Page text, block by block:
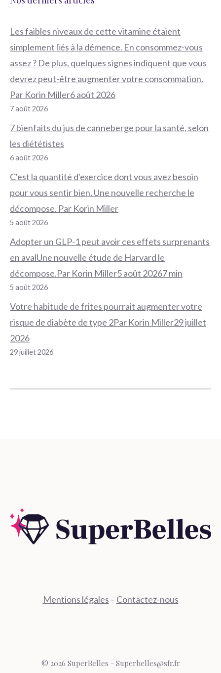
Les faibles niveaux de cette vitamine étaient
simplement liés à la démence. En consommez-vous
assez ? De plus, quelques signes indiquent que vous
devrez peut-être augmenter votre consommation.
Par Korin Miller6 août 2026
7 août 2026
7 bienfaits du jus de canneberge pour la santé, selon
les diététistes
6 août 2026
C'est la quantité d'exercice dont vous avez besoin
pour vous sentir bien. Une nouvelle recherche le
décompose. Par Korin Miller
5 août 2026
Adopter un GLP-1 peut avoir ces effets surprenants
en avalUne nouvelle étude de Harvard le
décompose.Par Korin Miller5 août 20267 min
5 août 2026
Votre habitude de frites pourrait augmenter votre
risque de diabète de type 2Par Korin Miller29 juillet
2026
29 juillet 2026
Mentions légales – Contactez-nous
© 2026 SuperBelles - Superbelles@sfr.fr